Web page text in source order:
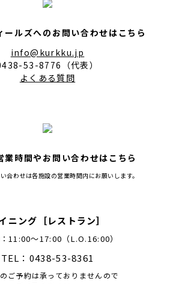
ールズへのお問い合わせはこちら
info@kurkku.jp
53-8776（代表）
よくある質問
業時間やお問い合わせはこちら
合わせは各施設の営業時間内にお願いします。
ニング［レストラン］
11:00～17:00（L.O.16:00）
TEL：0438-53-8361
ご予約は承っておりませんので